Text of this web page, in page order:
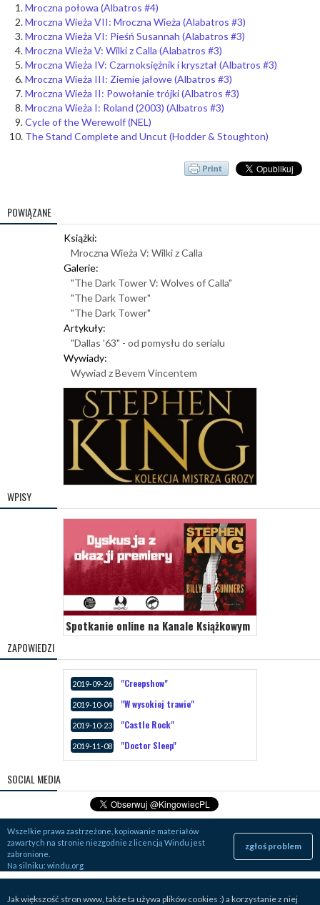
Mroczna połowa (Albatros #4)
Mroczna Wieża VII: Mroczna Wieża (Alabatros #3)
Mroczna Wieża VI: Pieśń Susannah (Alabatros #3)
Mroczna Wieża V: Wilki z Calla (Alabatros #3)
Mroczna Wieża IV: Czarnoksiężnik i kryształ (Albatros #3)
Mroczna Wieża III: Ziemie jałowe (Albatros #3)
Mroczna Wieża II: Powołanie trójki (Albatros #3)
Mroczna Wieża I: Roland (2003) (Albatros #3)
Cycle of the Werewolf (NEL)
The Stand Complete and Uncut (Hodder & Stoughton)
POWIĄZANE
Książki:
Mroczna Wieża V: Wilki z Calla
Galerie:
"The Dark Tower V: Wolves of Calla"
"The Dark Tower"
"The Dark Tower"
Artykuły:
"Dallas '63" - od pomysłu do serialu
Wywiady:
Wywiad z Bevem Vincentem
WPISY
Spotkanie online na Kanale Książkowym
ZAPOWIEDZI
2019-09-26 "Creepshow"
2019-10-04 "W wysokiej trawie"
2019-10-23 "Castle Rock"
2019-11-08 "Doctor Sleep"
SOCIAL MEDIA
zgłoś problem
Wszelkie prawa zastrzeżone, kopiowanie materiałów
zawartych na stronie niezgodnie z licencją Windu jest
zabronione.
Na silniku: windu.org
Jak większość stron www, także ta używa plików cookies :) a korzystanie z niej